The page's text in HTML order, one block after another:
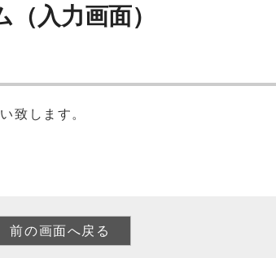
入力画面）
致します。